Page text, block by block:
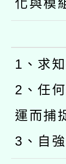
化與模
1、求
2、任
運而捕
3、自